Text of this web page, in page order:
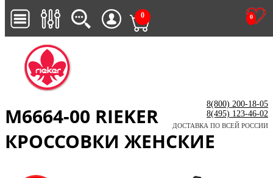
0
0
8(800) 200-18-05
8(495) 123-46-02
ДОСТАВКА ПО ВСЕЙ РОССИИ
M6664-00 RIEKER
КРОССОВКИ ЖЕНСКИЕ